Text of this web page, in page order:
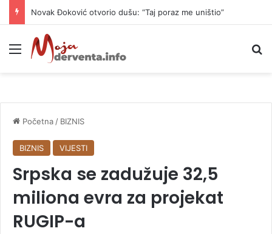
Novak Đoković otvorio dušu: “Taj poraz me uništio”
Meni
Početna / BIZNIS
BIZNIS VIJESTI
Srpska se zadužuje 32,5
miliona evra za projekat
RUGIP-a